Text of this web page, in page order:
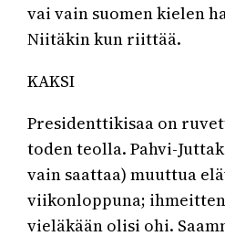
vai vain suomen kielen
Niitäkin kun riittää.
KAKSI
Presidenttikisaa on
toden teolla. Pahvi-
vain saattaa) muuttua
viikonloppuna;
vieläkään olisi ohi.